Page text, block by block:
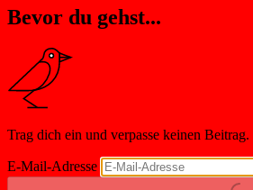
Bevor du gehst...
Trag dich ein und verpasse keinen Beitrag.
E-Mail-Adresse